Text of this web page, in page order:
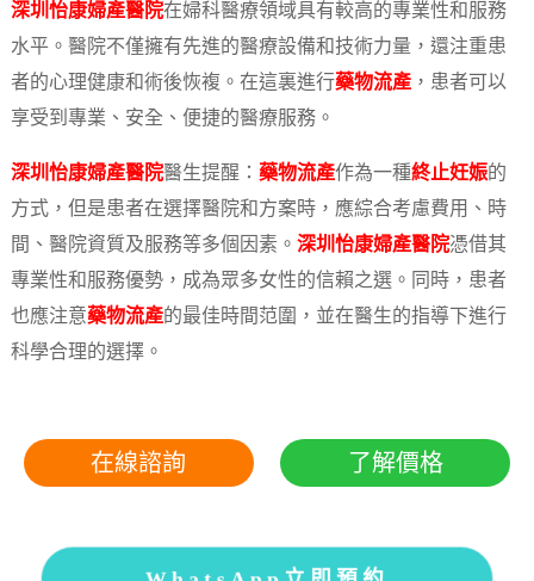
深圳怡康婦產醫院在婦科醫療領域具有較高的專業性和服務
水平。醫院不僅擁有先進的醫療設備和技術力量，還注重患
者的心理健康和術後恢複。在這裏進行藥物流產，患者可以
享受到專業、安全、便捷的醫療服務。
深圳怡康婦產醫院醫生提醒： 藥物流產作為一種終止妊娠的
方式，但是患者在選擇醫院和方案時，應綜合考慮費用、時
間、醫院資質及服務等多個因素。 深圳怡康婦產醫院憑借其
專業性和服務優勢，成為眾多女性的信賴之選。同時，患者
也應注意藥物流產的最佳時間范圍，並在醫生的指導下進行
科學合理的選擇。
在線諮詢 了解價格